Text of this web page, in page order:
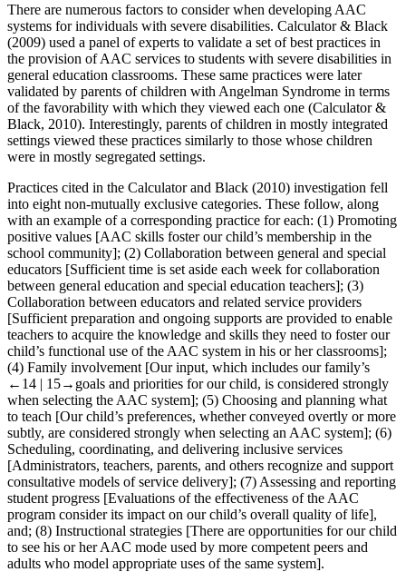
There are numerous factors to consider when developing AAC
systems for individuals with severe disabilities. Calculator & Black
(2009) used a panel of experts to validate a set of best practices in
the provision of AAC services to students with severe disabilities in
general education classrooms. These same practices were later
validated by parents of children with Angelman Syndrome in terms
of the favorability with which they viewed each one (Calculator &
Black, 2010). Interestingly, parents of children in mostly integrated
settings viewed these practices similarly to those whose children
were in mostly segregated settings.
Practices cited in the Calculator and Black (2010) investigation fell
into eight non-mutually exclusive categories. These follow, along
with an example of a corresponding practice for each: (1) Promoting
positive values [AAC skills foster our child’s membership in the
school community]; (2) Collaboration between general and special
educators [Sufficient time is set aside each week for collaboration
between general education and special education teachers]; (3)
Collaboration between educators and related service providers
[Sufficient preparation and ongoing supports are provided to enable
teachers to acquire the knowledge and skills they need to foster our
child’s functional use of the AAC system in his or her classrooms];
(4) Family involvement [Our input, which includes our family’s
←14 | 15→ goals and priorities for our child, is considered strongly
when selecting the AAC system]; (5) Choosing and planning what
to teach [Our child’s preferences, whether conveyed overtly or more
subtly, are considered strongly when selecting an AAC system]; (6)
Scheduling, coordinating, and delivering inclusive services
[Administrators, teachers, parents, and others recognize and support
consultative models of service delivery]; (7) Assessing and reporting
student progress [Evaluations of the effectiveness of the AAC
program consider its impact on our child’s overall quality of life],
and; (8) Instructional strategies [There are opportunities for our child
to see his or her AAC mode used by more competent peers and
adults who model appropriate uses of the same system].